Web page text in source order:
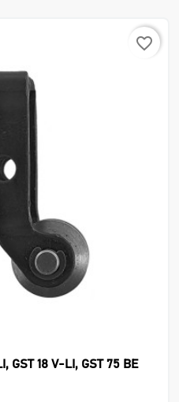
favorite_border
GST 18 V-LI, GST 75 BE